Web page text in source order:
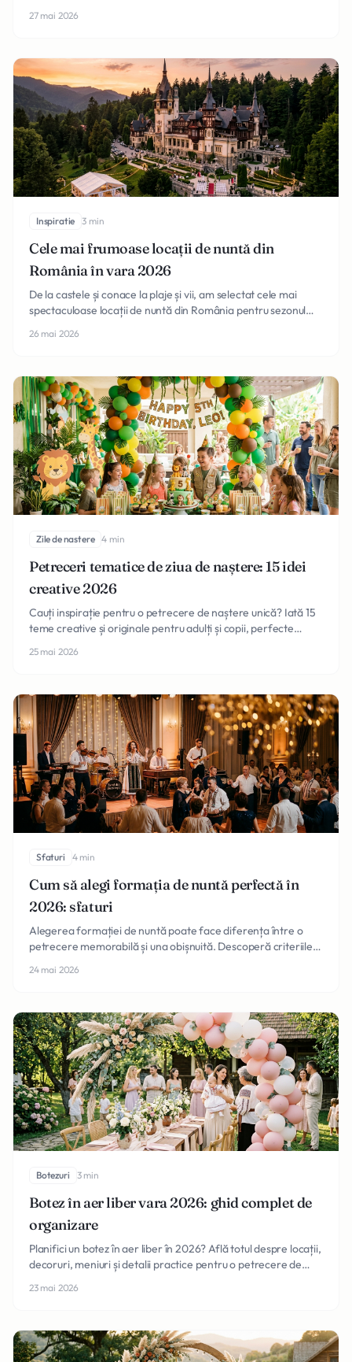
27 mai 2026
Inspiratie 3 min
Cele mai frumoase locații de nuntă din
România în vara 2026
De la castele și conace la plaje și vii, am selectat cele mai
spectaculoase locații de nuntă din România pentru sezonul
26 mai 2026
Zile de nastere 4 min
Petreceri tematice de ziua de naștere: 15 idei
creative 2026
Cauți inspirație pentru o petrecere de naștere unică? Iată 15
teme creative și originale pentru adulți și copii, perfecte
25 mai 2026
Sfaturi 4 min
Cum să alegi formația de nuntă perfectă în
2026: sfaturi
Alegerea formației de nuntă poate face diferența între o
petrecere memorabilă și una obișnuită. Descoperă criteriile
24 mai 2026
Botezuri 3 min
Botez în aer liber vara 2026: ghid complet de
organizare
Planifici un botez în aer liber în 2026? Află totul despre locații,
decoruri, meniuri și detalii practice pentru o petrecere de
23 mai 2026